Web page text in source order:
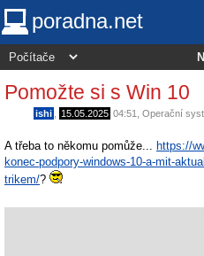
poradna.net
Pomožte si s Win 10
ishi 15.05.2025 04:51 Operační
A třeba to někomu pomůže... https://
konec-podpory-windows-10-a-mit-
trikem/?